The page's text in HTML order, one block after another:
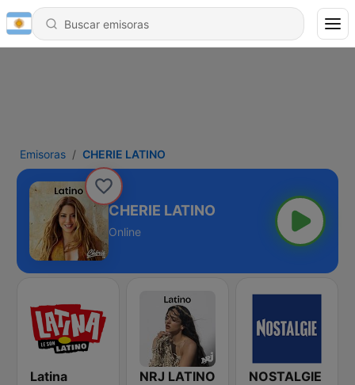
Emisoras CHERIE LATINO
CHERIE LATINO
Online
Latina NRJ LATINO NOSTALGIE